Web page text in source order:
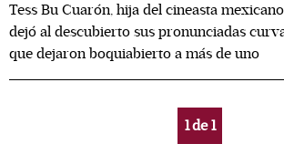
Tess Bu Cuarón, hija del cineasta
dejó al descubierto sus pronunciadas
que dejaron boquiabierto a más de uno
1de1